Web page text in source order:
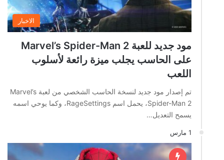
الاخبار
مود جديد للعبة Marvel’s Spider-Man 2
على الحاسب يجلب ميزة رائعة لأسلوب
اللعب
تم إصدار مود جديد لنسخة الحاسب الشخصي من لعبة Marvel’s
Spider-Man 2، يحمل اسم RageSettings، وكما يوحي اسمه
يسمح التعديل…
1 مارس